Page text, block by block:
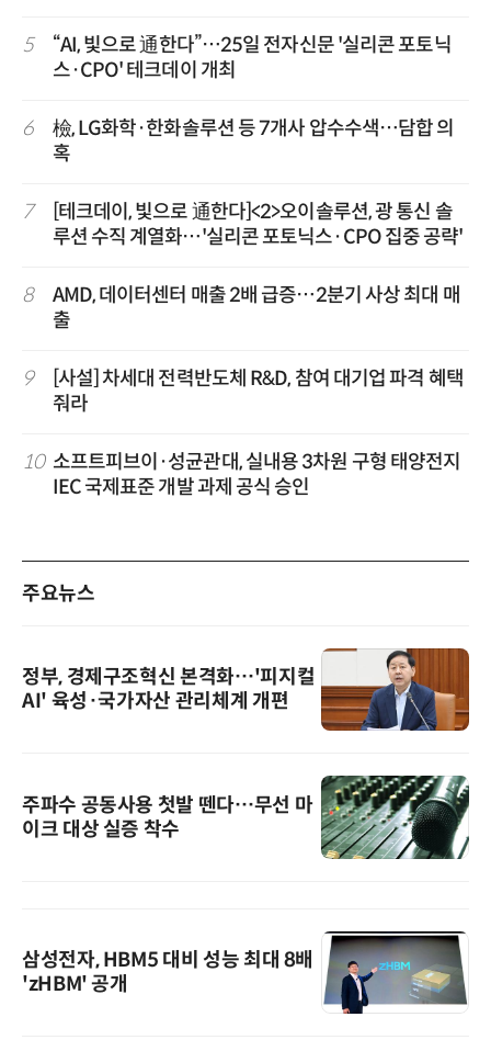
5
“AI, 빛으로 通한다”…25일 전자신문 '실리콘 포토닉
스·CPO' 테크데이 개최
6
檢, LG화학·한화솔루션 등 7개사 압수수색…담합 의
혹
7
[테크데이, 빛으로 通한다]<2>오이솔루션, 광 통신 솔
루션 수직 계열화…'실리콘 포토닉스·CPO 집중 공략'
8
AMD, 데이터센터 매출 2배 급증…2분기 사상 최대 매
출
9
[사설] 차세대 전력반도체 R&D, 참여 대기업 파격 혜택
줘라
10 소프트피브이·성균관대, 실내용 3차원 구형 태양전지
IEC 국제표준 개발 과제 공식 승인
주요뉴스
정부, 경제구조혁신 본격화…'피지컬
AI' 육성·국가자산 관리체계 개편
주파수 공동사용 첫발 뗀다…무선 마
이크 대상 실증 착수
삼성전자, HBM5 대비 성능 최대 8배
'zHBM' 공개